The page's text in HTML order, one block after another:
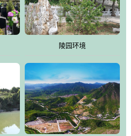
陵园环境